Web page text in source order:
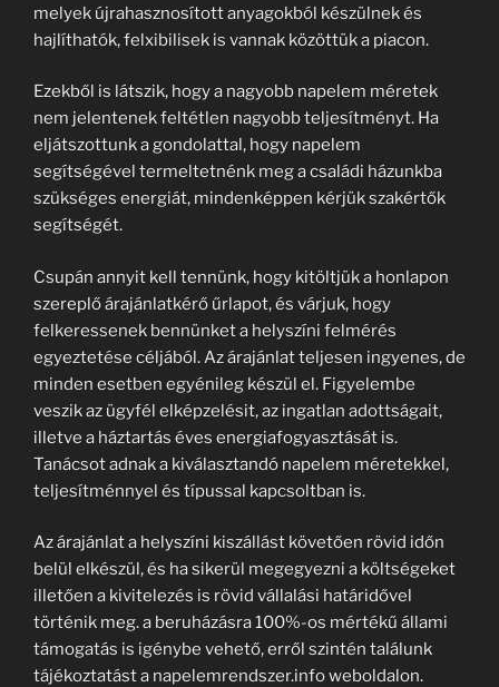
melyek újrahasznosított anyagokból készülnek és
hajlíthatók, felxibilisek is vannak közöttük a piacon.
Ezekből is látszik, hogy a nagyobb napelem méretek
nem jelentenek feltétlen nagyobb teljesítményt. Ha
eljátszottunk a gondolattal, hogy napelem
segítségével termeltetnénk meg a családi házunkba
szükséges energiát, mindenképpen kérjük szakértők
segítségét.
Csupán annyit kell tennünk, hogy kitöltjük a honlapon
szereplő árajánlatkérő űrlapot, és várjuk, hogy
felkeressenek bennünket a helyszíni felmérés
egyeztetése céljából. Az árajánlat teljesen ingyenes, de
minden esetben egyénileg készül el. Figyelembe
veszik az ügyfél elképzelésit, az ingatlan adottságait,
illetve a háztartás éves energiafogyasztását is.
Tanácsot adnak a kiválasztandó napelem méretekkel,
teljesítménnyel és típussal kapcsoltban is.
Az árajánlat a helyszíni kiszállást követően rövid időn
belül elkészül, és ha sikerül megegyezni a költségeket
illetően a kivitelezés is rövid vállalási határidővel
történik meg. a beruházásra 100%-os mértékű állami
támogatás is igénybe vehető, erről szintén találunk
tájékoztatást a napelemrendszer.info weboldalon.